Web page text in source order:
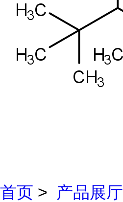
首页 > 产品展厅